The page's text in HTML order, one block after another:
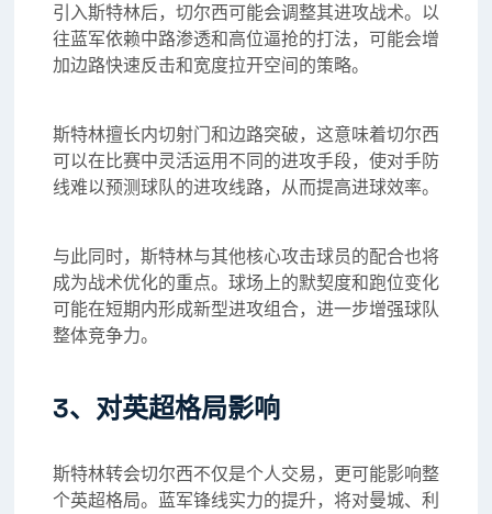
引入斯特林后，切尔西可能会调整其进攻战术。以
往蓝军依赖中路渗透和高位逼抢的打法，可能会增
加边路快速反击和宽度拉开空间的策略。
斯特林擅长内切射门和边路突破，这意味着切尔西
可以在比赛中灵活运用不同的进攻手段，使对手防
线难以预测球队的进攻线路，从而提高进球效率。
与此同时，斯特林与其他核心攻击球员的配合也将
成为战术优化的重点。球场上的默契度和跑位变化
可能在短期内形成新型进攻组合，进一步增强球队
整体竞争力。
3、对英超格局影响
斯特林转会切尔西不仅是个人交易，更可能影响整
个英超格局。蓝军锋线实力的提升，将对曼城、利